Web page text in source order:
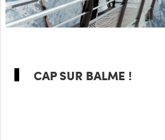
CAP SUR BALME !